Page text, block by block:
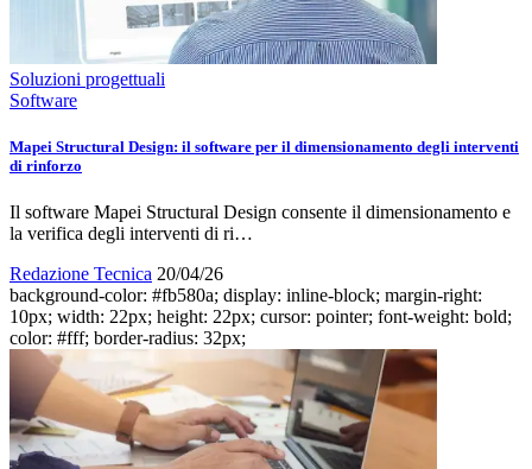
Soluzioni progettuali
Software
Mapei Structural Design: il software per il dimensionamento degli interventi
di rinforzo
Il software Mapei Structural Design consente il dimensionamento e
la verifica degli interventi di ri…
Redazione Tecnica 20/04/26
background-color: #fb580a; display: inline-block; margin-right:
10px; width: 22px; height: 22px; cursor: pointer; font-weight: bold;
color: #fff; border-radius: 32px;